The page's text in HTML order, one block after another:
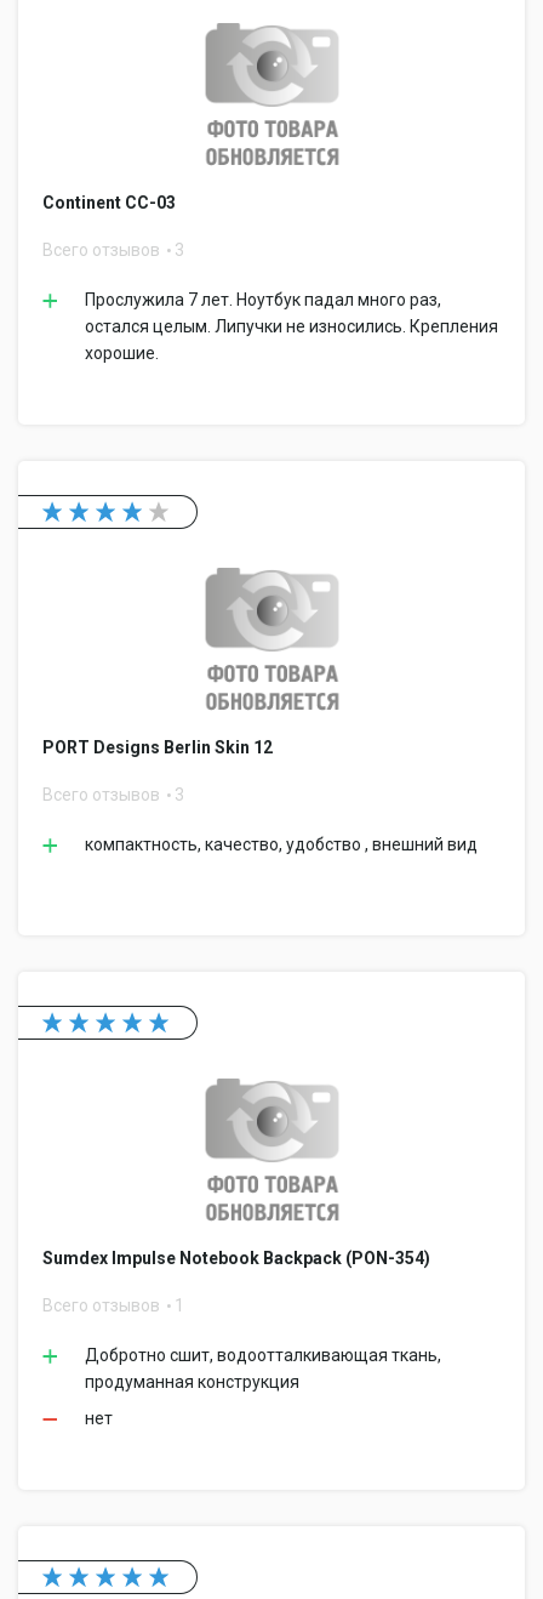
Continent CC-03
Всего отзывов 3
Прослужила 7 лет. Ноутбук падал много раз,
остался целым. Липучки не износились. Крепления
хорошие.
PORT Designs Berlin Skin 12
Всего отзывов 3
компактность, качество, удобство , внешний вид
Sumdex Impulse Notebook Backpack (PON-354)
Всего отзывов 1
Добротно сшит, водоотталкивающая ткань,
продуманная конструкция
нет